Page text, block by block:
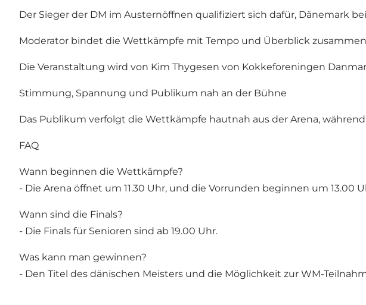
Der Sieger der DM im Austernöffnen qualifiziert sich dafür, Dänemark
Moderator bindet die Wettkämpfe mit Tempo und Überblick zusammen
Die Veranstaltung wird von Kim Thygesen von Kokkeforeningen
Stimmung, Spannung und Publikum nah an der Bühne
Das Publikum verfolgt die Wettkämpfe hautnah aus der Arena,
FAQ
Wann beginnen die Wettkämpfe?
- Die Arena öffnet um 11.30 Uhr, und die Vorrunden beginnen um 13.00
Wann sind die Finals?
- Die Finals für Senioren sind ab 19.00 Uhr.
Was kann man gewinnen?
- Den Titel des dänischen Meisters und die Möglichkeit zur WM-